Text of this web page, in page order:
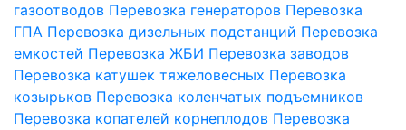
газоотводов Перевозка генераторов Перевозка
ГПА Перевозка дизельных подстанций Перевозка
емкостей Перевозка ЖБИ Перевозка заводов
Перевозка катушек тяжеловесных Перевозка
козырьков Перевозка коленчатых подъемников
Перевозка копателей корнеплодов Перевозка